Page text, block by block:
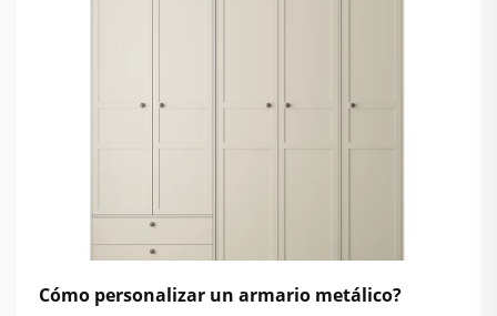
Cómo personalizar un armario metálico?